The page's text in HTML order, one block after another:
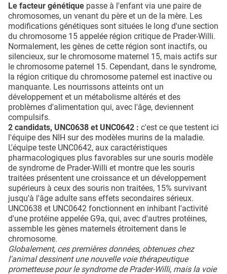
Le facteur génétique passe à l'enfant via une paire de
chromosomes, un venant du père et un de la mère. Les
modifications génétiques sont situées le long d'une section
du chromosome 15 appelée région critique de Prader-Willi.
Normalement, les gènes de cette région sont inactifs, ou
silencieux, sur le chromosome maternel 15, mais actifs sur
le chromosome paternel 15. Cependant, dans le syndrome,
la région critique du chromosome paternel est inactive ou
manquante. Les nourrissons atteints ont un
développement et un métabolisme altérés et des
problèmes d'alimentation qui, avec l'âge, deviennent
compulsifs.
2 candidats, UNC0638 et UNC0642 : c'est ce que testent ici
l'équipe des NIH sur des modèles murins de la maladie.
L'équipe teste UNC0642, aux caractéristiques
pharmacologiques plus favorables sur une souris modèle
de syndrome de Prader-Willi et montre que les souris
traitées présentent une croissance et un développement
supérieurs à ceux des souris non traitées, 15% survivant
jusqu'à l'âge adulte sans effets secondaires sérieux.
UNC0638 et UNC0642 fonctionnent en inhibant l'activité
d'une protéine appelée G9a, qui, avec d'autres protéines,
assemble les gènes maternels étroitement dans le
chromosome.
Globalement, ces premières données, obtenues chez
l'animal dessinent une nouvelle voie thérapeutique
prometteuse pour le syndrome de Prader-Willi, mais la voie